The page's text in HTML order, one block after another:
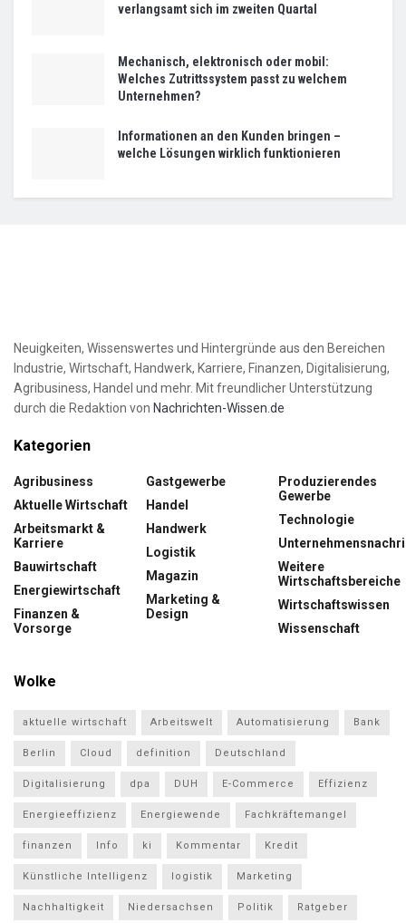
verlangsamt sich im zweiten Quartal
Mechanisch, elektronisch oder mobil:
Welches Zutrittssystem passt zu welchem
Unternehmen?
Informationen an den Kunden bringen –
welche Lösungen wirklich funktionieren
Neuigkeiten, Wissenswertes und Hintergründe aus den Bereichen
Industrie, Wirtschaft, Handwerk, Karriere, Finanzen, Digitalisierung,
Agribusiness, Handel und mehr. Mit freundlicher Unterstützung
durch die Redaktion von Nachrichten-Wissen.de
Kategorien
Agribusiness
Aktuelle Wirtschaft
Arbeitsmarkt &
Karriere
Bauwirtschaft
Energiewirtschaft
Finanzen &
Vorsorge
Gastgewerbe
Handel
Handwerk
Logistik
Magazin
Marketing &
Design
Produzierendes
Gewerbe
Technologie
Weitere
Wirtschaftsbereiche
Wirtschaftswissen
Wissenschaft
Wolke
aktuelle wirtschaft Arbeitswelt Automatisierung Bank
Berlin Cloud definition Deutschland
Digitalisierung dpa DUH E-Commerce Effizienz
Energieeffizienz Energiewende Fachkräftemangel
finanzen Info ki Kommentar Kredit
Künstliche Intelligenz logistik Marketing
Nachhaltigkeit Niedersachsen Politik Ratgeber